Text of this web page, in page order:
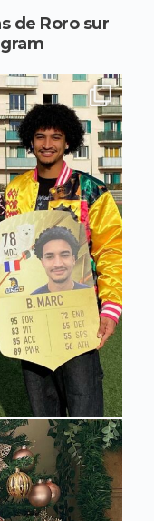
de Roro sur